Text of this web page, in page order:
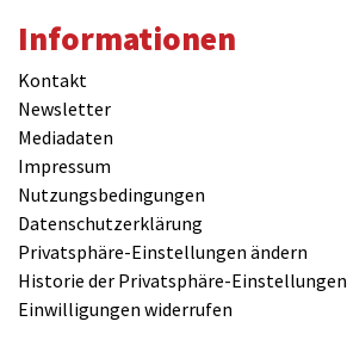
Informationen
Kontakt
Newsletter
Mediadaten
Impressum
Nutzungsbedingungen
Datenschutzerklärung
Privatsphäre-Einstellungen ändern
Historie der Privatsphäre-Einstellungen
Einwilligungen widerrufen